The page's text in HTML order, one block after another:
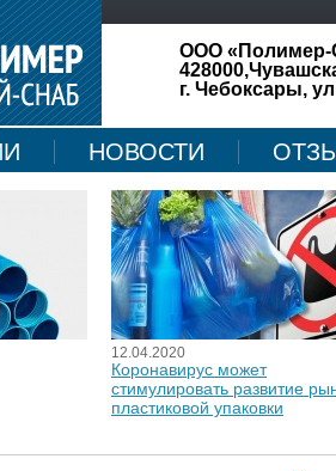
ООО «Полимер-
г. Чебоксары,
НОВОСТИ
12.04.2020
Коронавирус может
стимулировать развитие
пластиковой упаковки